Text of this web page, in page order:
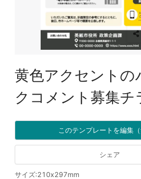
黄色アクセントの
クコメント募集チ
このテンプレートを編集（
シェア
サイズ:210x297mm